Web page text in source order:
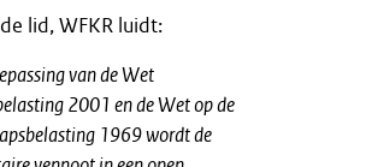
lid, WFKR luidt:
van de Wet
2001 en de Wet op de
1969 wordt de